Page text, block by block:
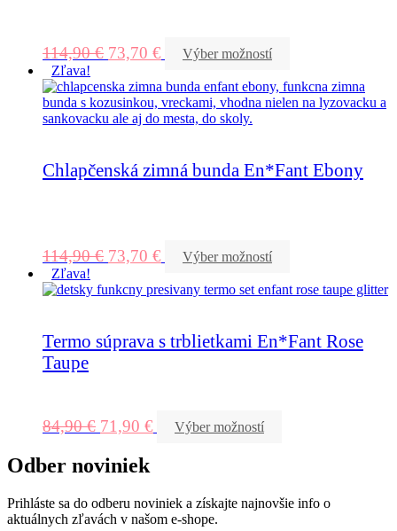
114,90€ 73,70 €
Výber možností
Zľava!
Chlapčenská zimná bunda En*Fant Ebony
114,90€ 73,70 €
Výber možností
Zľava!
Termo súprava s trblietkami En*Fant Rose
Taupe
84,90€ 71,90 € Výber možností
Odber noviniek
Prihláste sa do odberu noviniek a získajte najnovšie info o
aktuálnych zľavách v našom e-shope.